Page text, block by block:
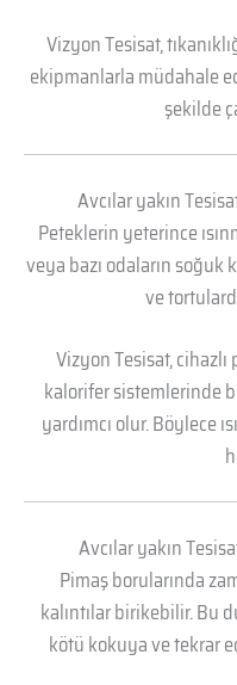
Vizyon Tesisat,
ekipmanlarla müdahale
şekilde
Avcılar yakın
Peteklerin yeterince
veya bazı odaların
ve
Vizyon Tesisat,
kalorifer sistemlerinde
yardımcı olur. Böylece
Avcılar yakın
Pimaş borularında
kalıntılar birikebilir. Bu
kötü kokuya ve tekrar